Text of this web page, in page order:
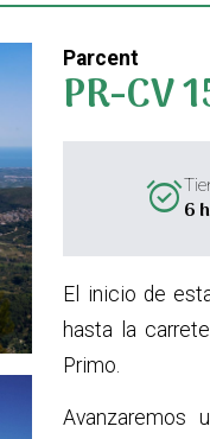
Parcent
PR-CV
alarm_on6
El inicio de
hasta la
Primo.
Avanzaremos